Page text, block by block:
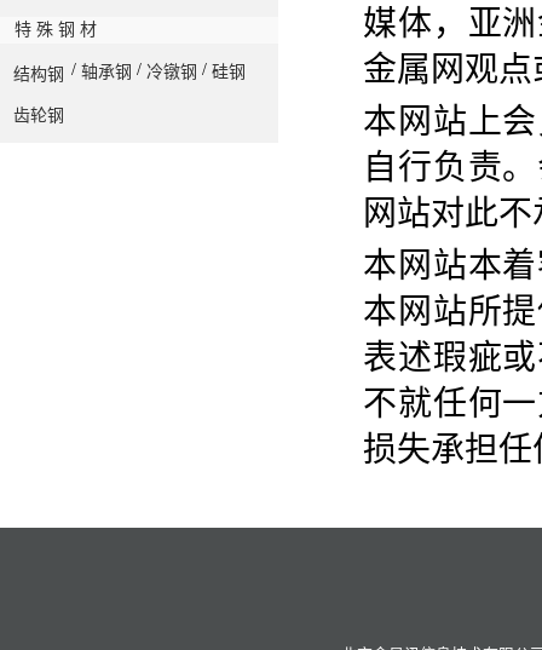
特 殊 钢 材
结构钢 / 轴承钢 / 冷镦钢 / 硅钢
齿轮钢
媒体，亚
金属网观
本网站上
自行负责
网站对此
本网站本
本网站所
表述瑕疵
不就任何
损失承担任